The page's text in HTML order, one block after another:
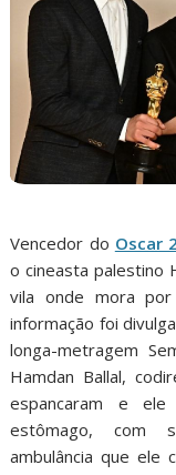
Vencedor do Oscar
o cineasta palestino
vila onde mora
informação foi
longa-metragem
Hamdan Ballal,
espancaram e
estômago, com
ambulância que ele